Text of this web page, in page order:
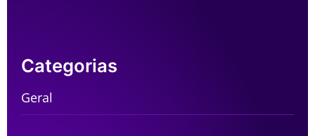
Categorias
Geral